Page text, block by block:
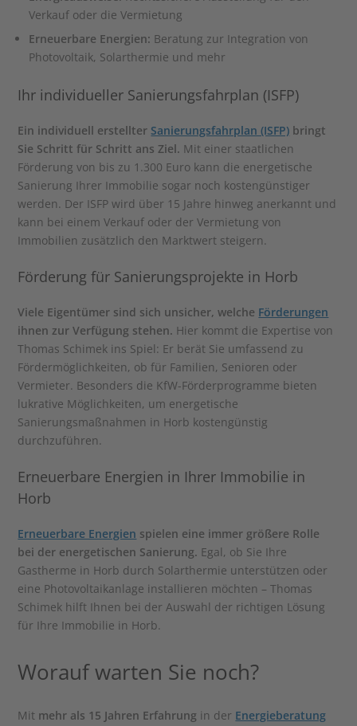
Verkauf oder die Vermietung
Erneuerbare Energien: Beratung zur Integration von
Photovoltaik, Solarthermie und mehr
Ihr individueller Sanierungsfahrplan (ISFP)
Ein individuell erstellterSanierungsfahrplan (ISFP) bringt
Sie Schritt für Schritt ans Ziel. Mit einer staatlichen
Förderung von bis zu 1.300 Euro kann die energetische
Sanierung Ihrer Immobilie sogar noch kostengünstiger
werden. Der ISFP wird über 15 Jahre hinweg anerkannt und
kann bei einem Verkauf oder der Vermietung von
Immobilien zusätzlich den Marktwert steigern.
Förderung für Sanierungsprojekte in Horb
Viele Eigentümer sind sich unsicher, welche Förderungen
ihnen zur Verfügung stehen. Hier kommt die Expertise von
Thomas Schimek ins Spiel: Er berät Sie umfassend zu
Fördermöglichkeiten, ob für Familien, Senioren oder
Vermieter. Besonders die KfW-Förderprogramme bieten
lukrative Möglichkeiten, um energetische
Sanierungsmaßnahmen in Horb kostengünstig
durchzuführen.
Erneuerbare Energien in Ihrer Immobilie in
Horb
Erneuerbare Energien spielen eine immer größere Rolle
bei der energetischen Sanierung. Egal, ob Sie Ihre
Gastherme in Horb durch Solarthermie unterstützen oder
eine Photovoltaikanlage installieren möchten – Thomas
Schimek hilft Ihnen bei der Auswahl der richtigen Lösung
für Ihre Immobilie in Horb.
Worauf warten Sie noch?
Mit mehr als 15 Jahren Erfahrung in der Energieberatung